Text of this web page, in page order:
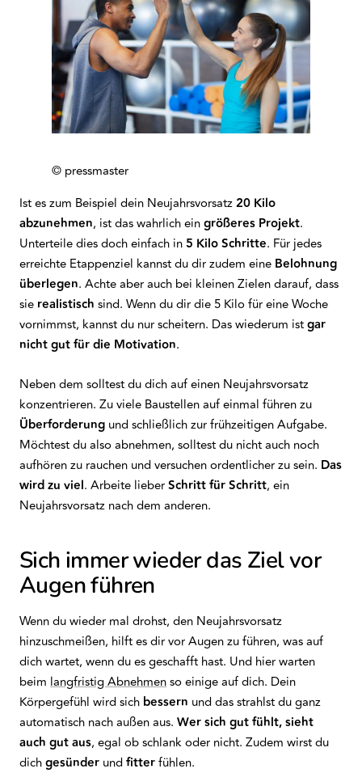
© pressmaster
Ist es zum Beispiel dein Neujahrsvorsatz20 Kilo
abzunehmen, ist das wahrlich eingrößeres Projekt.
Unterteile dies doch einfach in5 Kilo Schritte. Für jedes
erreichte Etappenziel kannst du dir zudem eine Belohnung
überlegen. Achte aber auch bei kleinen Zielen darauf, dass
sie realistisch sind. Wenn du dir die 5 Kilo für eine Woche
vornimmst, kannst du nur scheitern. Das wiederum istgar
nicht gut für die Motivation.
Neben dem solltest du dich auf einen Neujahrsvorsatz
konzentrieren. Zu viele Baustellen auf einmal führen zu
Überforderung und schließlich zur frühzeitigen Aufgabe.
Möchtest du also abnehmen, solltest du nicht auch noch
aufhören zu rauchen und versuchen ordentlicher zu sein. Das
wird zu viel. Arbeite lieberSchritt für Schritt, ein
Neujahrsvorsatz nach dem anderen.
Sich immer wieder das Ziel vor
Augen führen
Wenn du wieder mal drohst, den Neujahrsvorsatz
hinzuschmeißen, hilft es dir vor Augen zu führen, was auf
dich wartet, wenn du es geschafft hast. Und hier warten
beim langfristig Abnehmenso einige auf dich. Dein
Körpergefühl wird sich bessern und das strahlst du ganz
automatisch nach außen aus. Wer sich gut fühlt, sieht
auch gut aus, egal ob schlank oder nicht. Zudem wirst du
dichgesünder undfitterfühlen.